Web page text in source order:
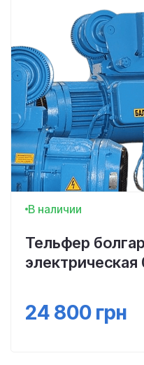
В наличии
Тельфер
электрическая
24 800 грн